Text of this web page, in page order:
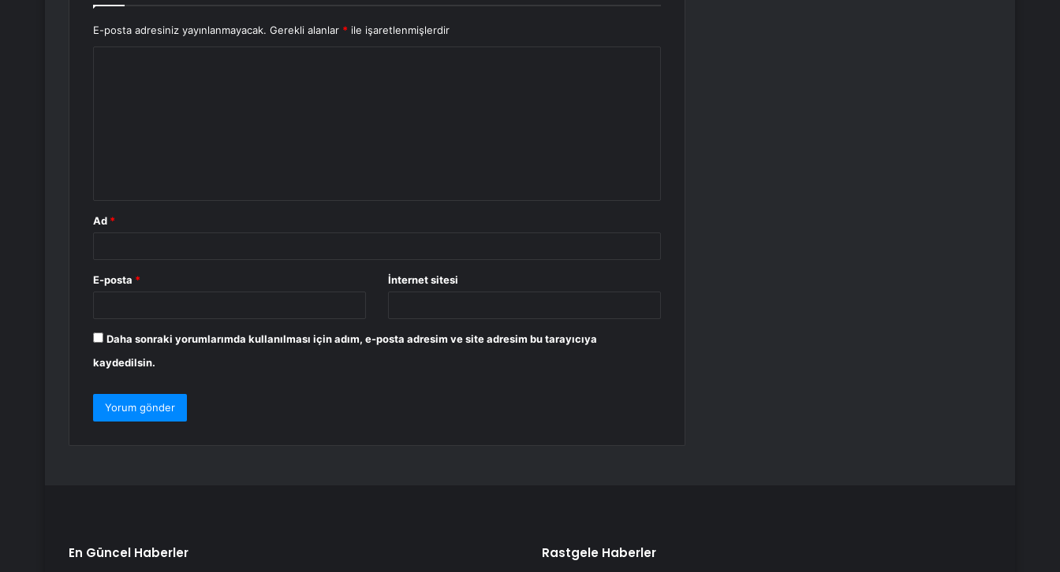
E-posta adresiniz yayınlanmayacak. Gerekli alanlar * ile işaretlenmişlerdir
Ad *
E-posta * İnternet sitesi
Daha sonraki yorumlarımda kullanılması için adım, e-posta adresim ve site adresim bu tarayıcıya
kaydedilsin.
En Güncel Haberler Rastgele Haberler